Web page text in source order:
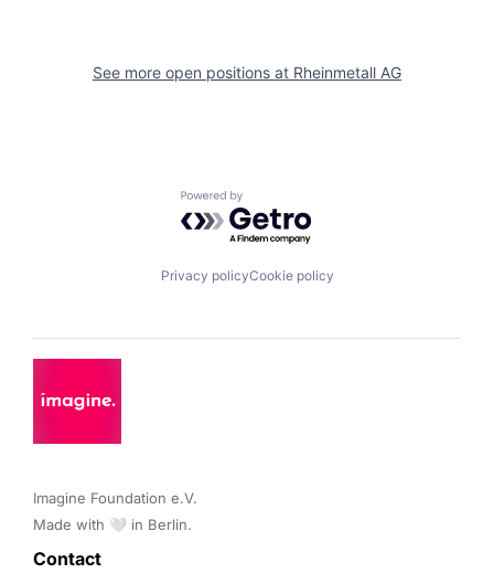
See more open positions at Rheinmetall AG
Powered by Getro.com
Privacy policyCookie policy
Imagine Foundation e.V.
Made with 🤍 in Berlin.
Contact